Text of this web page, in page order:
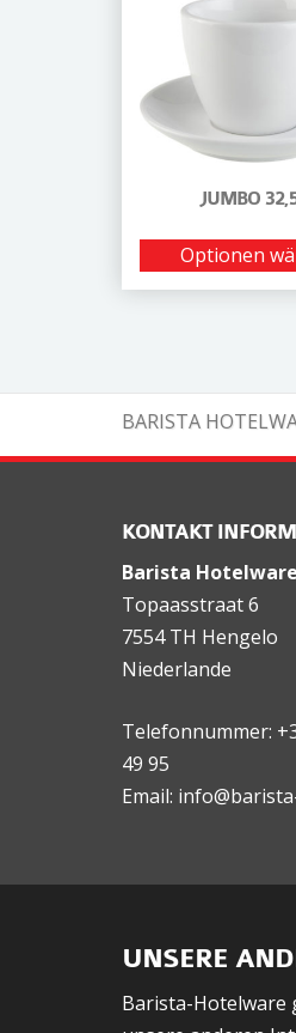
JUMBO
Optionen
BARISTA
KONTAKT
Barista Hotelware
Topaasstraat 6
7554 TH Hengelo
Niederlande
Telefonnummer:
49 95
Email:
UNSERE
Barista-Hotelware